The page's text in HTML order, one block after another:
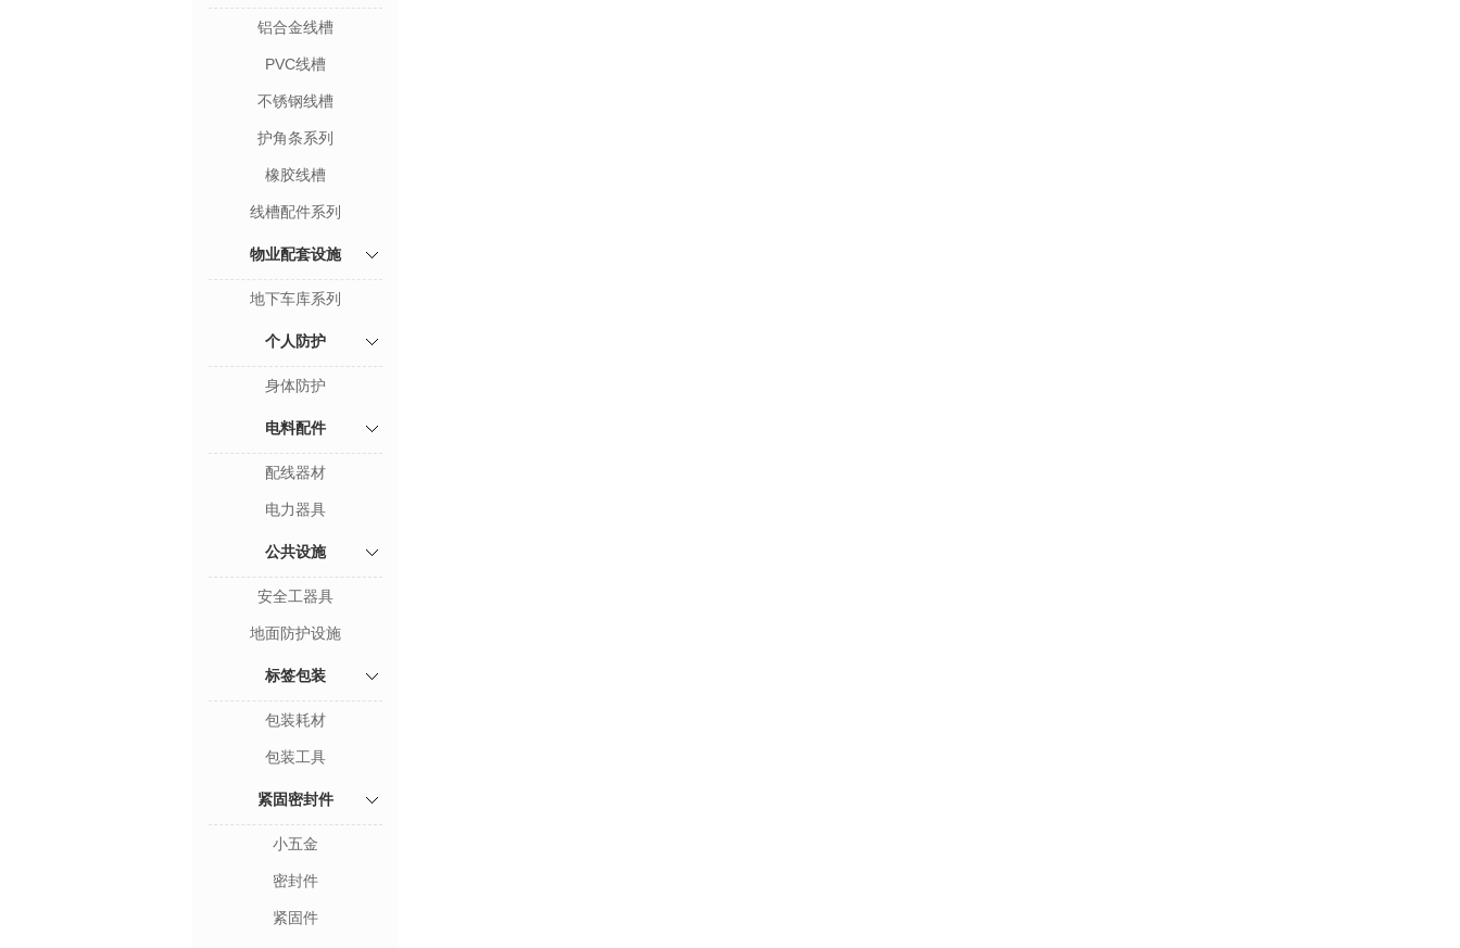
铝合金线槽
PVC线槽
不锈钢线槽
护角条系列
橡胶线槽
线槽配件系列
物业配套设施
地下车库系列
个人防护
身体防护
电料配件
配线器材
电力器具
公共设施
安全工器具
地面防护设施
标签包装
包装耗材
包装工具
紧固密封件
小五金
密封件
紧固件